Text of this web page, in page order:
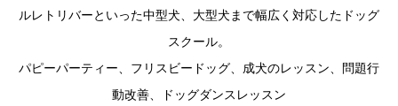
ルレトリバーといった中型犬、大型犬まで幅広く対応したドッグ
スクール。
パピーパーティー、フリスビードッグ、成犬のレッスン、問題行
動改善、ドッグダンスレッスン